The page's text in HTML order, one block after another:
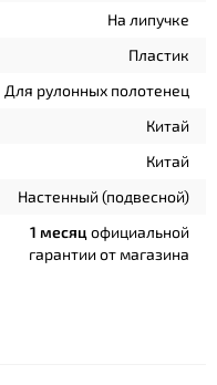
На липучке
Пластик
Для рулонных полотенец
Китай
Китай
Настенный (подвесной)
1 месяц официальной
гарантии от магазина